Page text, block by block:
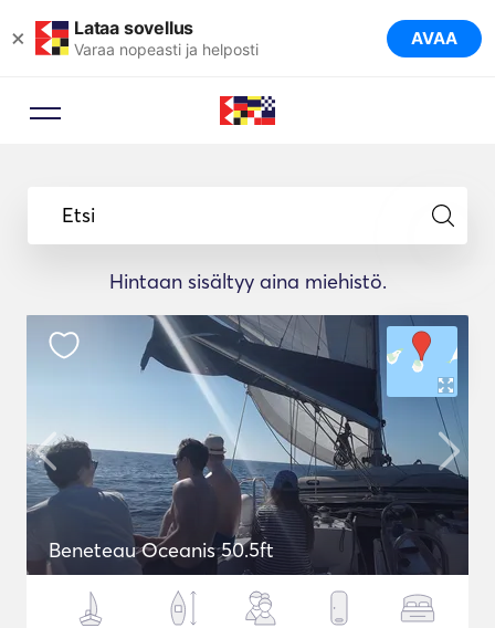
× Lataa sovellus
Varaa nopeasti ja helposti AVAA
Etsi
Hintaan sisältyy aina miehistö.
Beneteau Oceanis 50.5ft